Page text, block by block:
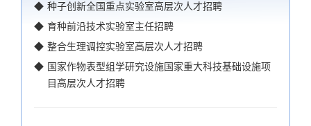
◆ 种子创新全国重点实验室高层次人才招聘
◆ 育种前沿技术实验室主任招聘
◆ 整合生理调控实验室高层次人才招聘
◆ 国家作物表型组学研究设施国家重大科技基础设施项
目高层次人才招聘